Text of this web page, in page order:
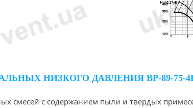
НИЗКОГО ДАВЛЕНИЯ ВР-89-
смесей с содержанием пыли и твердых